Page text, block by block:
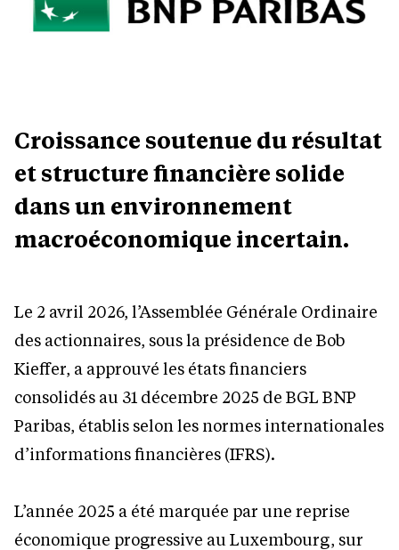
Croissance soutenue du résultat
et structure financière solide
dans un environnement
macroéconomique incertain.
Le 2 avril 2026, l’Assemblée Générale Ordinaire
des actionnaires, sous la présidence de Bob
Kieffer, a approuvé les états financiers
consolidés au 31 décembre 2025 de BGL BNP
Paribas, établis selon les normes internationales
d’informations financières (IFRS).
L’année 2025 a été marquée par une reprise
économique progressive au Luxembourg, sur